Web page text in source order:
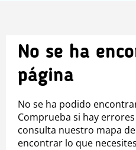
No se ha
página
No se ha podido
Comprueba si hay
consulta nuestro mapa
encontrar lo que